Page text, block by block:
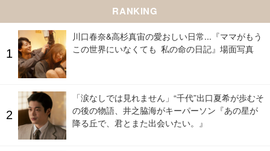
RANKING
川口春奈&高杉真宙の愛おしい日常...『ママがもう
この世界にいなくても 私の命の日記』場面写真
「涙なしでは見れません」“千代”出口夏希が歩むそ
の後の物語、井之脇海がキーパーソン『あの星が
降る丘で、君とまた出会いたい。』